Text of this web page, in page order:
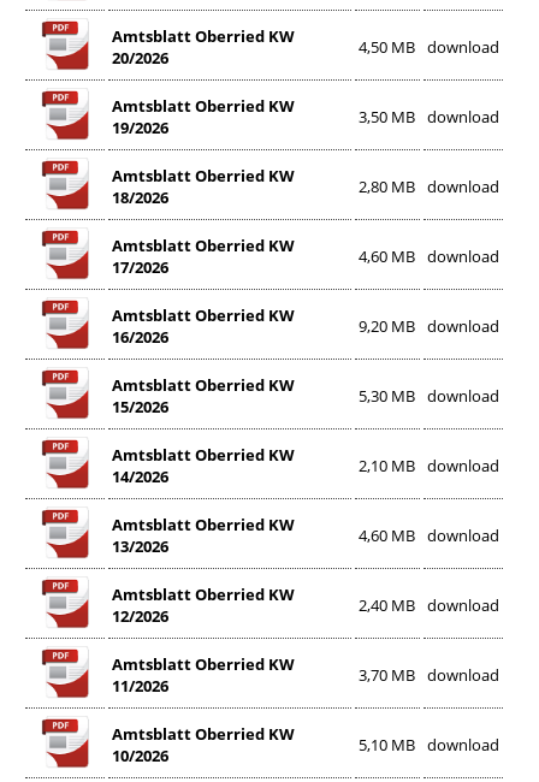
Amtsblatt Oberried KW
20/2026
4,50 MB download
Amtsblatt Oberried KW
19/2026
3,50 MB download
Amtsblatt Oberried KW
18/2026
2,80 MB download
Amtsblatt Oberried KW
17/2026
4,60 MB download
Amtsblatt Oberried KW
16/2026
9,20 MB download
Amtsblatt Oberried KW
15/2026
5,30 MB download
Amtsblatt Oberried KW
14/2026
2,10 MB download
Amtsblatt Oberried KW
13/2026
4,60 MB download
Amtsblatt Oberried KW
12/2026
2,40 MB download
Amtsblatt Oberried KW
11/2026
3,70 MB download
Amtsblatt Oberried KW
10/2026
5,10 MB download